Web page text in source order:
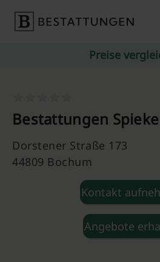
Preise
Bestattungen
Dorstener Straße 173
44809 Bochum
Kontakt
Angebote